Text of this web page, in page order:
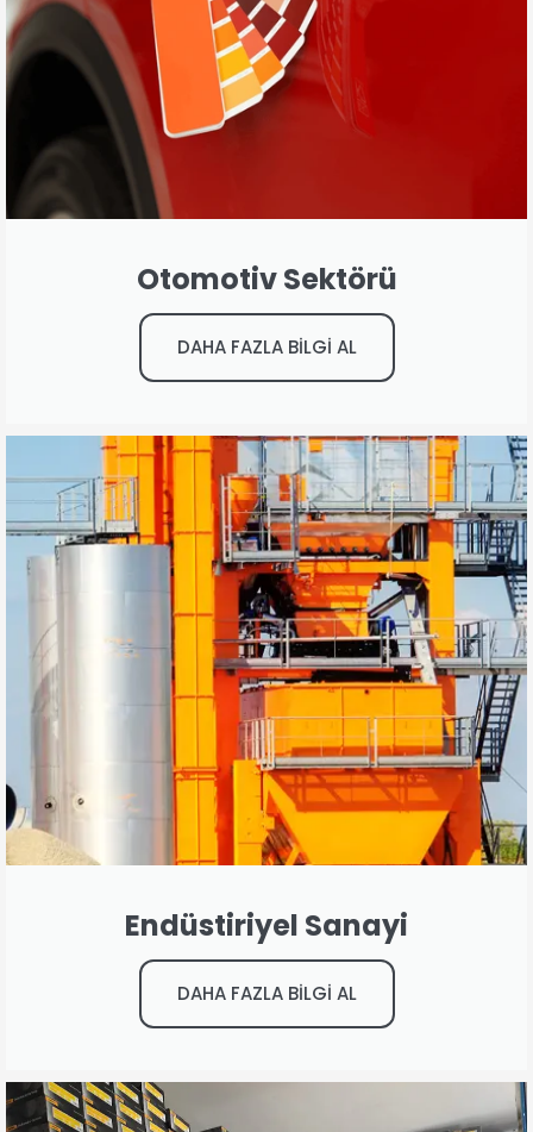
Otomotiv Sektörü
DAHA FAZLA BİLGİ AL
Endüstiriyel Sanayi
DAHA FAZLA BİLGİ AL